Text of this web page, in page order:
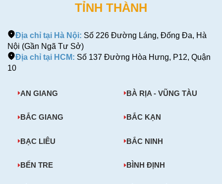
TỈNH THÀNH
Địa chỉ tại Hà Nội: Số 226 Đường Láng, Đống Đa, Hà
Nội (Gần Ngã Tư Sở)
Địa chỉ tại HCM: Số 137 Đường Hòa Hưng, P12, Quận
10
AN GIANG BÀ RỊA - VŨNG TÀU
BẮC GIANG BẮC KẠN
BẠC LIÊU BẮC NINH
BẾN TRE BÌNH ĐỊNH